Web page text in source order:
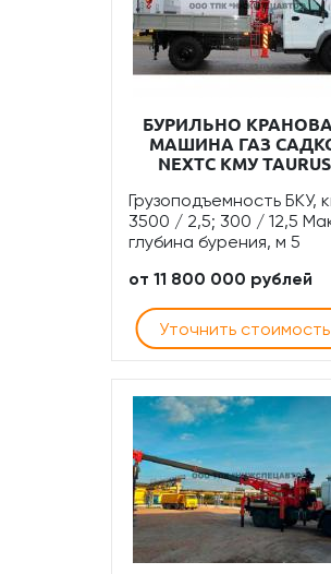
БУРИЛЬНО
МАШИНА ГАЗ
NEXTС КМУ TAURUS
Грузоподъемность БКУ,
3500 / 2,5; 300 / 12,5
глубина бурения, м 5
от 11 800 000 рублей
Уточнить стоимость